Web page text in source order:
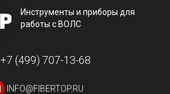
Инструменты и приборы для
работы с ВОЛС
+7 (499) 707-13-68
INFO@FIBERTOP.RU